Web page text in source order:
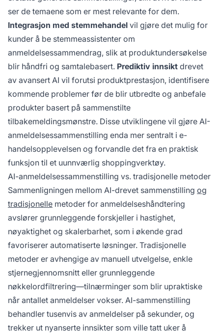
ser de temaene som er mest relevante for dem.
Integrasjon med stemmehandel vil gjøre det mulig for
kunder å be stemmeassistenter om
anmeldelsessammendrag, slik at produktundersøkelse
blir håndfri og samtalebasert. Prediktiv innsikt drevet
av avansert AI vil forutsi produktprestasjon, identifisere
kommende problemer før de blir utbredte og anbefale
produkter basert på sammenstilte
tilbakemeldingsmønstre. Disse utviklingene vil gjøre AI-
anmeldelsessammenstilling enda mer sentralt i e-
handelsopplevelsen og forvandle det fra en praktisk
funksjon til et uunnværlig shoppingverktøy.
AI-anmeldelsessammenstilling vs. tradisjonelle metoder
Sammenligningen mellom AI-drevet sammenstilling og
tradisjonelle metoder for anmeldelseshåndtering
avslører grunnleggende forskjeller i hastighet,
nøyaktighet og skalerbarhet, som i økende grad
favoriserer automatiserte løsninger. Tradisjonelle
metoder er avhengige av manuell utvelgelse, enkle
stjernegjennomsnitt eller grunnleggende
nøkkelordfiltrering—tilnærminger som blir upraktiske
når antallet anmeldelser vokser. AI-sammenstilling
behandler tusenvis av anmeldelser på sekunder, og
trekker ut nyanserte innsikter som ville tatt uker å